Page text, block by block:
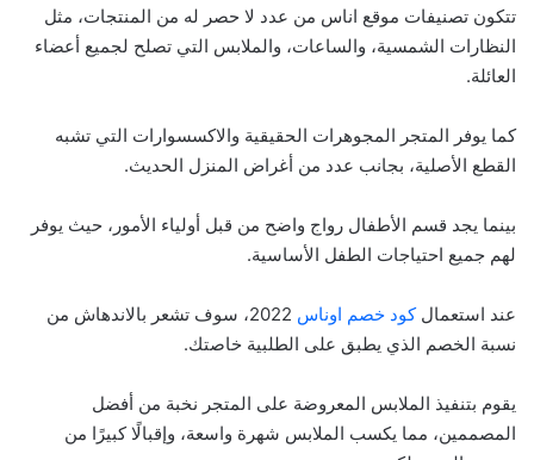
تتكون تصنيفات موقع اناس من عدد لا حصر له من المنتجات، مثل
النظارات الشمسية، والساعات، والملابس التي تصلح لجميع أعضاء
العائلة.
كما يوفر المتجر المجوهرات الحقيقية والاكسسوارات التي تشبه
القطع الأصلية، بجانب عدد من أغراض المنزل الحديث.
بينما يجد قسم الأطفال رواج واضح من قبل أولياء الأمور، حيث يوفر
لهم جميع احتياجات الطفل الأساسية.
عند استعمالكود خصم اوناس
2022، سوف تشعر بالاندهاش من
نسبة الخصم الذي يطبق على الطلبية خاصتك.
يقوم بتنفيذ الملابس المعروضة على المتجر نخبة من أفضل
المصممين، مما يكسب الملابس شهرة واسعة، وإقبالًا كبيرًا من